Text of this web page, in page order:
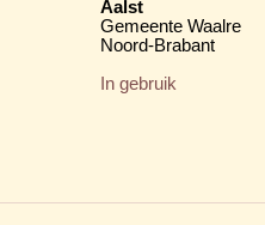
Aalst
Gemeente Waalre
Noord-Brabant
In gebruik